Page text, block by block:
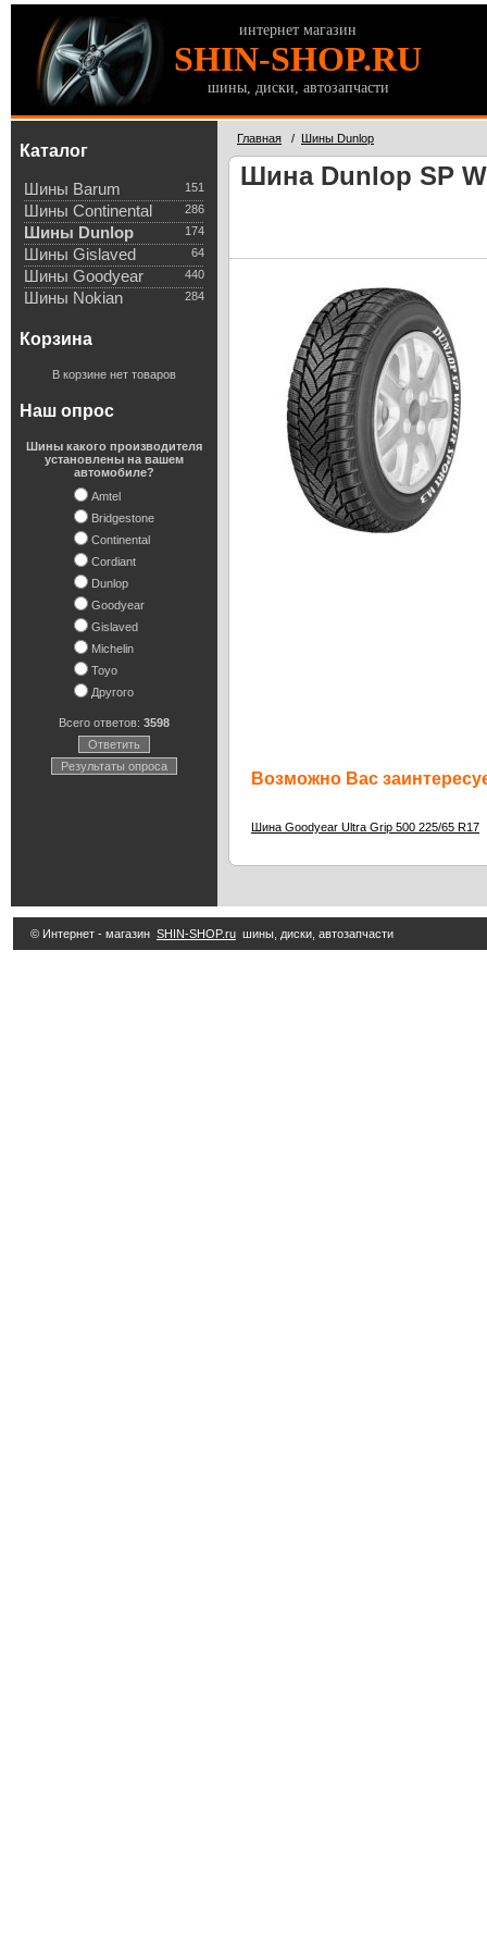
интернет магазин
SHIN-SHOP.RU
шины, диски, автозапчасти
Каталог
151
Шины Barum
286
Шины Continental
174
Шины Dunlop
64
Шины Gislaved
440
Шины Goodyear
284
Шины Nokian
Корзина
В корзине нет товаров
Наш опрос
Шины какого производителя
установлены на вашем
автомобиле?
Amtel
Bridgestone
Continental
Cordiant
Dunlop
Goodyear
Gislaved
Michelin
Toyo
Другого
Всего ответов: 3598
Ответить
Результаты опроса
Главная / Шины Dunlop
Шина Dunlop SP
Возможно Вас
Шина Goodyear Ultra Grip 500 225/65 R17
© Интернет - магазин SHIN-SHOP.ru шины, диски, автозапчасти